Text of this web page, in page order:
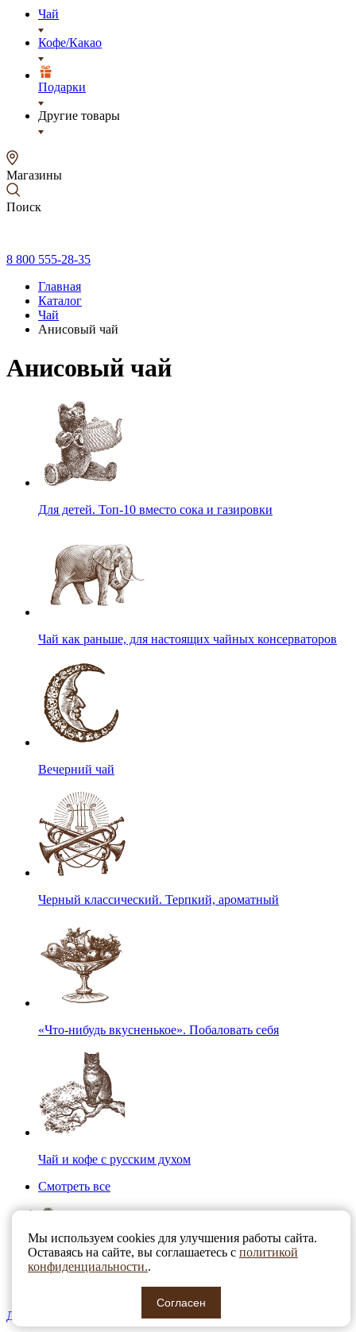
Чай
Кофе/Какао
Подарки
Другие товары
Магазины
Поиск
8 800 555-28-35
Главная
Каталог
Чай
Анисовый чай
Анисовый чай
Для детей. Топ-10 вместо сока и газировки
Чай как раньше, для настоящих чайных консерваторов
Вечерний чай
Черный классический. Терпкий, ароматный
«Что-нибудь вкусненькое». Побаловать себя
Чай и кофе с русским духом
Смотреть все
Для детей. Топ-10 вместо сока и газировки
Мы используем cookies для улучшения работы сайта.
Оставаясь на сайте, вы соглашаетесь с политикой
конфиденциальности..
Согласен